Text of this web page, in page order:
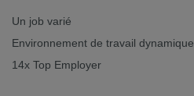
Un job varié
Environnement de travail dynamique
14x Top Employer